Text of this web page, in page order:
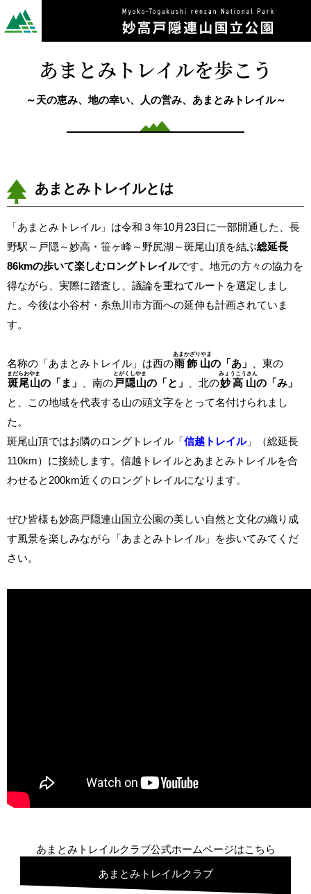
あまとみトレイルを歩こう
～天の恵み、地の幸い、人の営み、あまとみトレイル～
あまとみトレイルとは
「あまとみトレイル」は令和３年10月23日に一部開通した、長
野駅～戸隠～妙高・笹ヶ峰～野尻湖～斑尾山頂を結ぶ総延長
86kmの歩いて楽しむロングトレイルです。地元の方々の協力を
得ながら、実際に踏査し、議論を重ねてルートを選定しまし
た。今後は小谷村・糸魚川市方面への延伸も計画されていま
す。
名称の「あまとみトレイル」は西の雨飾山
あまかざりやま
の「あ」
、東の
斑尾山
まだらおやま
の「ま」 、南の 戸隠山
とがくしやま
の「と」 、北の妙高山
みょうこうさん
の「み」
と、この地域を代表する山の頭文字をとって名付けられまし
た。
斑尾山頂ではお隣のロングトレイル「信越トレイル」（総延長
110km）に接続します。信越トレイルとあまとみトレイルを合
わせると200km近くのロングトレイルになります。
ぜひ皆様も妙高戸隠連山国立公園の美しい自然と文化の織り成
す風景を楽しみながら「あまとみトレイル」を歩いてみてくだ
さい。
あまとみトレイルクラブ公式ホームページはこちら
あまとみトレイルクラブ